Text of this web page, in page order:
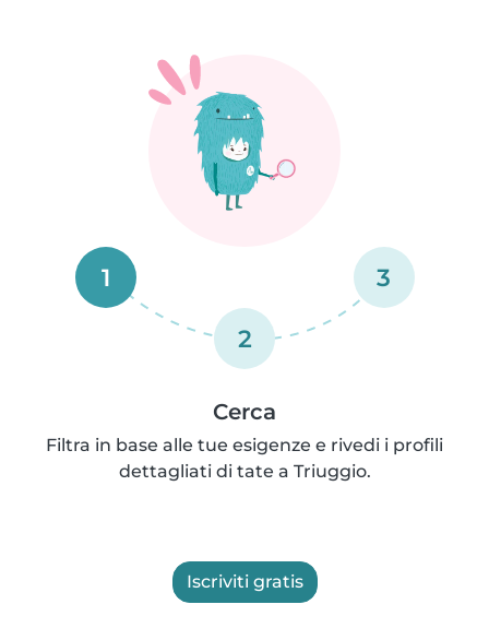
1
2
3
Cerca
Filtra in base alle tue esigenze e rivedi i profili
dettagliati di tate a Triuggio.
Iscriviti gratis